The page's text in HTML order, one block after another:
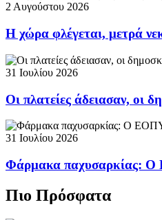
2 Αυγούστου 2026
Η χώρα φλέγεται, μετρά
31 Ιουλίου 2026
Οι πλατείες άδειασαν, οι
31 Ιουλίου 2026
Φάρμακα παχυσαρκίας: Ο
Πιο Πρόσφατα